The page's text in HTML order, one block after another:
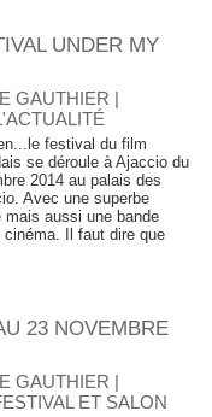
UNDER MY
GAUTHIER |
festival du film
se déroule à Ajaccio du
2014 au palais des
Avec une superbe
mais aussi une bande
Il faut dire que
23 NOVEMBRE
GAUTHIER |
ET SALON